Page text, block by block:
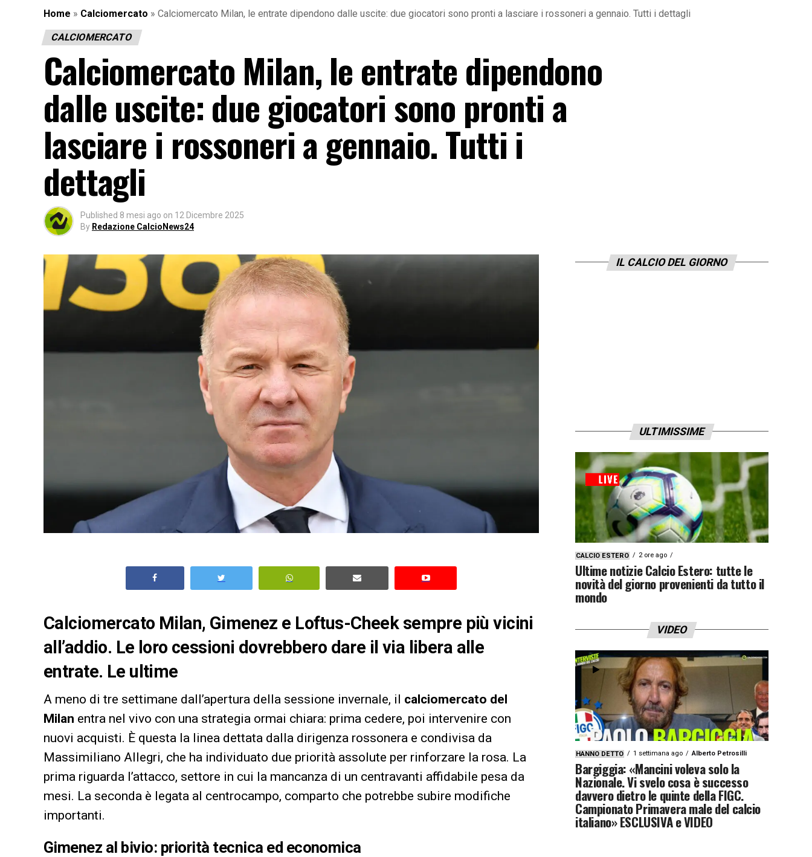
Home » Calciomercato » Calciomercato Milan, le entrate dipendono dalle uscite: due giocatori sono pronti a lasciare i rossoneri a gennaio. Tutti i dettagli
CALCIOMERCATO
Calciomercato Milan, le entrate dipendono
dalle uscite: due giocatori sono pronti a
lasciare i rossoneri a gennaio. Tutti i
dettagli
Published 8 mesi ago on 12 Dicembre 2025
By Redazione CalcioNews24
Calciomercato Milan, Gimenez e Loftus-Cheek sempre più vicini
all’addio. Le loro cessioni dovrebbero dare il via libera alle
entrate. Le ultime
A meno di tre settimane dall’apertura della sessione invernale, il calciomercato del
Milan entra nel vivo con una strategia ormai chiara: prima cedere, poi intervenire con
nuovi acquisti. È questa la linea dettata dalla dirigenza rossonera e condivisa da
Massimiliano Allegri, che ha individuato due priorità assolute per rinforzare la rosa. La
prima riguarda l’attacco, settore in cui la mancanza di un centravanti affidabile pesa da
mesi. La seconda è legata al centrocampo, comparto che potrebbe subire modifiche
importanti.
Gimenez al bivio: priorità tecnica ed economica
IL CALCIO DEL GIORNO
ULTIMISSIME
CALCIO ESTERO 2 ore ago
Ultime notizie Calcio Estero: tutte le
novità del giorno provenienti da tutto il
mondo
VIDEO
HANNO DETTO 1 settimana ago Alberto Petrosilli
Bargiggia: «Mancini voleva solo la
Nazionale. Vi svelo cosa è successo
davvero dietro le quinte della FIGC.
Campionato Primavera male del calcio
italiano» ESCLUSIVA e VIDEO